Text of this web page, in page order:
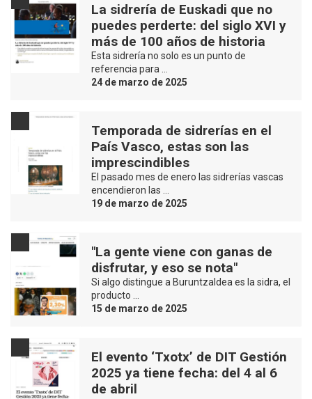
La sidrería de Euskadi que no
puedes perderte: del siglo XVI y
más de 100 años de historia
Esta sidrería no solo es un punto de
referencia para …
24 de marzo de 2025
Temporada de sidrerías en el
País Vasco, estas son las
imprescindibles
El pasado mes de enero las sidrerías vascas
encendieron las …
19 de marzo de 2025
"La gente viene con ganas de
disfrutar, y eso se nota"
Si algo distingue a Buruntzaldea es la sidra, el
producto …
15 de marzo de 2025
El evento ‘Txotx’ de DIT Gestión
2025 ya tiene fecha: del 4 al 6
de abril